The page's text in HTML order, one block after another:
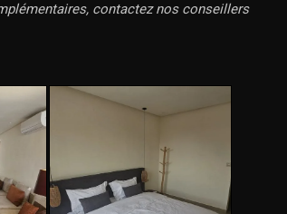
contactez nos conseillers